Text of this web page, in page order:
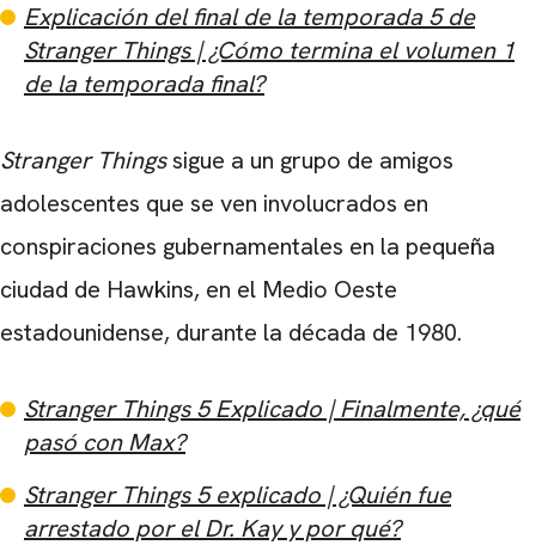
Explicación del final de la temporada 5 de
Stranger Things | ¿Cómo termina el volumen 1
de la temporada final?
Stranger Thingssigue a un grupo de amigos
adolescentes que se ven involucrados en
conspiraciones gubernamentales en la pequeña
ciudad de Hawkins, en el Medio Oeste
estadounidense, durante la década de 1980.
Stranger Things 5 ​​Explicado | Finalmente, ¿qué
pasó con Max?
Stranger Things 5 ​​explicado | ¿Quién fue
arrestado por el Dr. Kay y por qué?